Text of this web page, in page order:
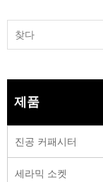
제품
진공 커패시터
세라믹 소켓